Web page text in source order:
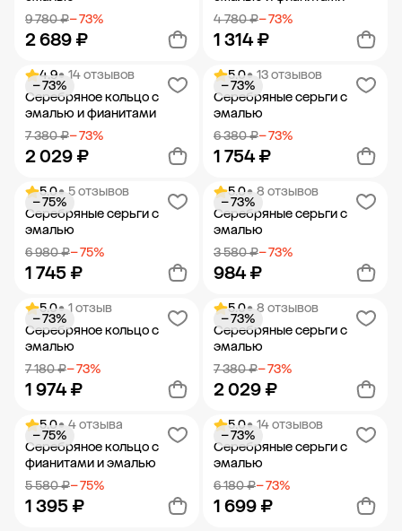
9 780 ₽− 73%
2 689 ₽
Добавить в корзину
4 780 ₽− 73%
1 314 ₽
Добавить в корзину
4.9• 14 отзывов
Серебряное кольцо с
эмалью и фианитами
7 380 ₽− 73%
2 029 ₽
− 73%
Добавить в корзину
5.0• 13 отзывов
Серебряные серьги с
эмалью
6 380 ₽− 73%
1 754 ₽
− 73%
Добавить в корзину
5.0• 5 отзывов
Серебряные серьги с
эмалью
6 980 ₽− 75%
1 745 ₽
− 75%
Добавить в корзину
5.0• 8 отзывов
Серебряные серьги с
эмалью
3 580 ₽− 73%
984 ₽
− 73%
Добавить в корзину
5.0• 1 отзыв
Серебряное кольцо с
эмалью
7 180 ₽− 73%
1 974 ₽
− 73%
Добавить в корзину
5.0• 8 отзывов
Серебряные серьги с
эмалью
7 380 ₽− 73%
2 029 ₽
− 73%
Добавить в корзину
5.0• 4 отзыва
Серебряное кольцо с
фианитами и эмалью
5 580 ₽− 75%
1 395 ₽
− 75%
5.0• 14 отзывов
Серебряные серьги с
эмалью
6 180 ₽− 73%
1 699 ₽
− 73%